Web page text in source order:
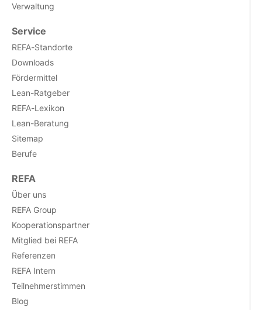
Verwaltung
Service
REFA-Standorte
Downloads
Fördermittel
Lean-Ratgeber
REFA-Lexikon
Lean-Beratung
Sitemap
Berufe
REFA
Über uns
REFA Group
Kooperationspartner
Mitglied bei REFA
Referenzen
REFA Intern
Teilnehmerstimmen
Blog